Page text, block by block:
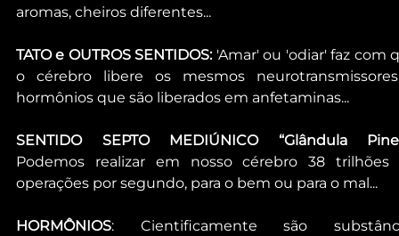
aromas, cheiros diferentes...
TATO e OUTROS SENTIDOS: 'Amar' ou 'odiar' faz com
o cérebro libere os mesmos
hormônios que são liberados em anfetaminas...
SENTIDO SEPTO MEDIÚNICO “Glândula
Podemos realizar em nosso cérebro 38 trilhões
operações por segundo, para o bem ou para o mal...
HORMÔNIOS: Cientificamente são